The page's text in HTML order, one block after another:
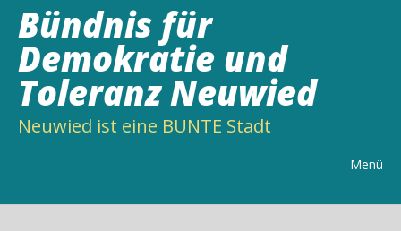
Bündnis für
Demokratie und
Toleranz Neuwied
Neuwied ist eine BUNTE Stadt
Menü